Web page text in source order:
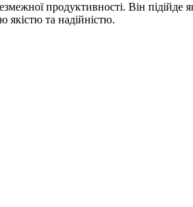
продуктивності. Він підійде
якістю та надійністю.